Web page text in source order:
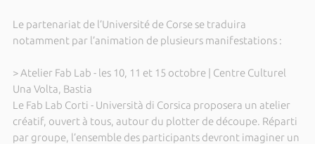
Le partenariat de l’Université de Corse se traduira
notamment par l’animation de plusieurs manifestations :
> Atelier Fab Lab - les 10, 11 et 15 octobre | Centre Culturel
Una Volta, Bastia
Le Fab Lab Corti - Università di Corsica proposera un atelier
créatif, ouvert à tous, autour du plotter de découpe. Réparti
par groupe, l’ensemble des participants devront imaginer un